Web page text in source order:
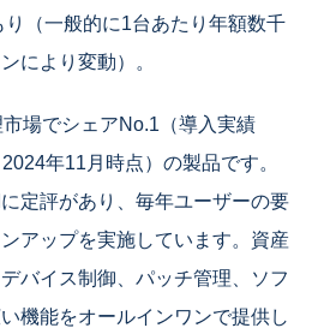
り（一般的に1台あたり年額数千
により変動）。
場でシェアNo.1（導入実績
年11月時点）の製品です。
定評があり、毎年ユーザーの要
アップを実施しています。資産
バイス制御、パッチ管理、ソフ
機能をオールインワンで提供し